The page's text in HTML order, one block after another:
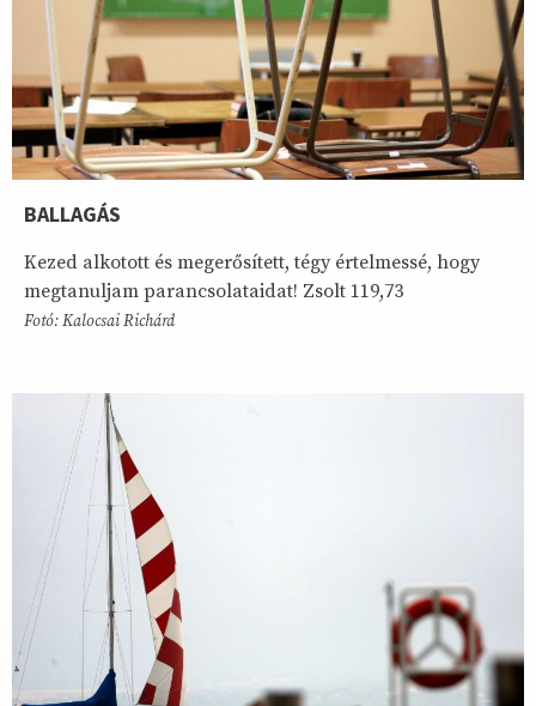
BALLAGÁS
Kezed alkotott és megerősített, tégy értelmessé, hogy
megtanuljam parancsolataidat! Zsolt 119,73
Fotó: Kalocsai Richárd